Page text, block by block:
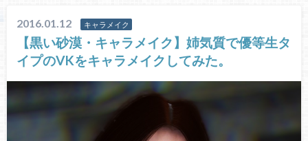
2016.01.12 キャラメイク
【黒い砂漠・キャラメイク】姉気質で優等生タ
イプのVKをキャラメイクしてみた。